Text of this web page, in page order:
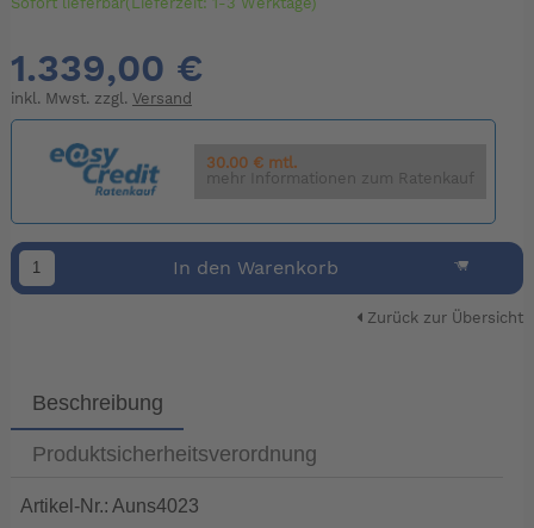
Sofort lieferbar(Lieferzeit: 1-3 Werktage)
1.339,00 €
inkl. Mwst. zzgl. Versand
30.00 € mtl.
mehr Informationen zum Ratenkauf
In den Warenkorb
Zurück zur Übersicht
Beschreibung
Produktsicherheitsverordnung
Artikel-Nr.: Auns4023